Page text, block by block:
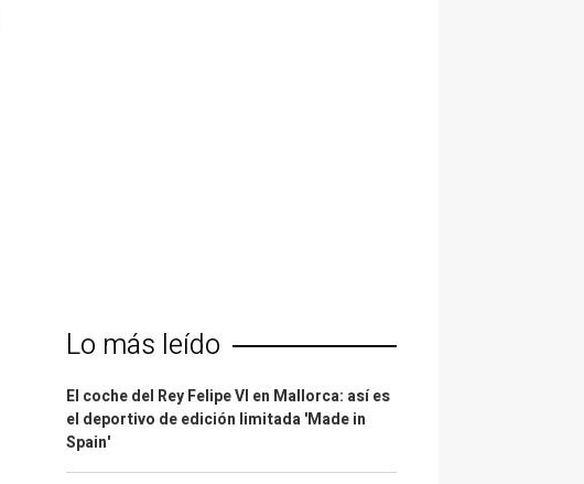
Lo más leído
El coche del Rey Felipe VI en Mallorca: así es
el deportivo de edición limitada 'Made in
Spain'